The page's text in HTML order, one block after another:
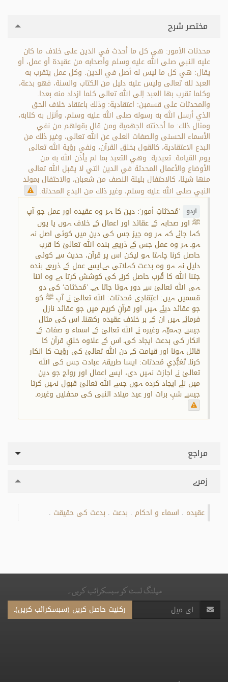
مختصر شرح
محدثات الأمور: هي كل ما أحدث في الدين على خلاف ما كان
عليه النبي صلى الله عليه وسلم وأصحابه من عقيدة أو عمل، أو
يقال: هي كل ما ليس له أصل في الدين. وكل عمل يتقرب به
العبد لله تعالى وليس عليه دليل من الكتاب والسنة، فهو بدعة،
وكلما تقرب بها العبد إلى الله تعالى كلما ازداد منه بعدا.
والمحدثات على قسمبن: اعتقادية: وذلك باعتقاد خلاف الحق
الذي أرسل الله به رسوله صلى الله عليه وسلم، وأنزل به كتابه،
ومثال ذلك: ما أحدثته الجهمية ومن قال بقولهم من نفي
الأسماء الحسنى والصفات العلى عن الله تعالى، وغير ذلك من
البدع الاعتقادية، كالقول بخلق القرآن، ونفي رؤية الله تعالى
يوم القيامة. تعبدية: وهي التعبد بما لم يأذن الله به من
الأوضاع والأعمال المحدثة في الدين التي لا يقبل الله تعالى
منها شيئا، كالاحتفال بليلة النصف من شعبان، والاحتفال بمولد
النبي صلى الله عليه وسلم، وغير ذلك من البدع المحدثة.
اردو ’مُحدَثاتِ أمور‘: دین کا ہر وہ عقیدہ اور عمل جو آپ
ﷺ اور صحابہ کے عقائد اور اعمال کے خلاف ہوں یا یوں
کہا جائے کہ ہر وہ چیز جس کی دین میں کوئی اصل نہ
ہو۔ ہر وہ عمل جس کے ذریعے بندہ اللہ تعالیٰ کا قرب
حاصل کرنا چاہتا ہو لیکن اس پر قرآن، حدیث سے کوئی
دلیل نہ ہو وہ بدعت کہلاتی ہے۔ایسے عمل کے ذریعے بندہ
جتنا اللہ کا قُرب حاصل کرنے کی کوشش کرتا ہے وہ اتنا
ہی اللہ تعالیٰ سے دور ہوتا جاتا ہے۔ ’مُحدَثات‘ کی دو
قسمیں ہیں: اعتِقادِی مُحدثات: اللہ تعالیٰ نے آپ ﷺ کو
جو عقائد دیئے ہیں اور قرآنِ کریم میں جو عقائد نازل
فرمائے ہیں ان کے بر خلاف عقیدہ رکھنا۔ اس کی مثال
جیسے جہمیّہ وغیرہ نے اللہ تعالیٰ کے اسماء و صفات کے
انکار کی بدعت ایجاد کی۔ اس کے علاوہ خلقِ قرآن کا
قائل ہونا اور قیامت کے دن اللہ تعالیٰ کی رؤیت کا انکار
کرنا۔ تَعَبُّدِي مُحدثات: ایسا طریقۂ عبادت جس کی اللہ
تعالیٰ نے اجازت نہیں دی، ایسے اعمال اور رواج جو دین
میں نئے ایجاد کردہ ہوں جسے اللہ تعالیٰ قبول نہیں کرتا
جیسے شبِ برات اور عید میلاد النبی کی محفلیں وغیرہ۔
مراجع
زمرے
عقیدہ اسماء و احکام بدعت بدعت کی حقیقت
میلنگ لسٹ کو سبسکرائب کریں۔
رکنیت حاصل کریں (سبسکرائب کریں)۔